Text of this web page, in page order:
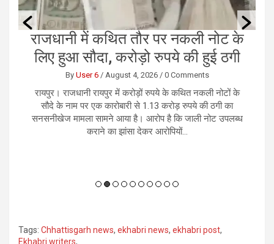
एयर इंडिया की फ्लाइट में तेज टर्बुलेंस की
चपेट, यात्रियों में मचा हड़कंप
By User 6/ August 4, 2026/ 0 Comments
नई दिल्ली। एअर इंडिया की फुकेट से दिल्ली आ रही फ्लाइट AI2379
मंगलवार को तेज टर्बुलेंस की चपेट में आ गई। अचानक तेज झटकों के
कारण विमान कई बार हिलने लगा और कुछ समय के लिए नीचे की ओर
आया।...
Tags: Chhattisgarh news, ekhabri news, ekhabri post,
Ekhabri writers,